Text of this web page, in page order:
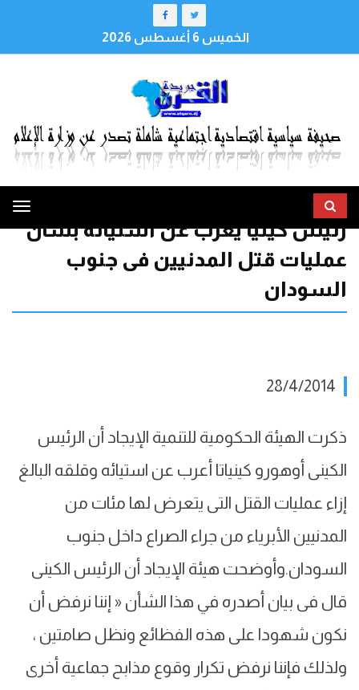
الخميس 6 أغسطس 2026
رئيس كينيا يعرب عن استيائه بشأن
عمليات قتل المدنيين فى جنوب
السودان
28/4/2014
ذكرت الهيئة الحكومية للتنمية الإيجاد أن الرئيس
الكينى أوهورو كينياتا أعرب عن استيائه وقلقه البالغ
إزاء عمليات القتل التى يتعرض لها مئات من
المدنيين الأبرياء من جراء الصراع داخل جنوب
السودان.وأوضحت هيئة الإيجاد أن الرئيس الكينى
قال فى بيان أصدره في هذا الشأن « إننا نرفض أن
نكون شهودا على هذه الفظائع ونظل صامتين ،
ولذلك فإننا نرفض تكرار وقوع مذابح جماعية أخرى